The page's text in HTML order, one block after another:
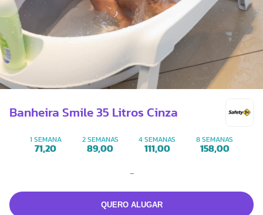
Banheira Smile 35 Litros Cinza
1 SEMANA
71,20
2 SEMANAS
89,00
4 SEMANAS
111,00
8 SEMANAS
158,00
-